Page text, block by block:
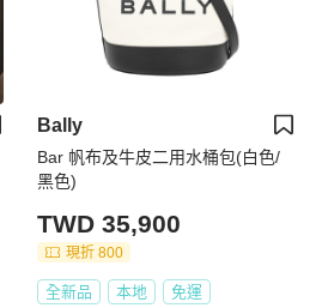
Bally
Bar 帆布及牛皮二用水桶包(白色/
黑色)
TWD 35,900
現折 800
全新品 本地 免運